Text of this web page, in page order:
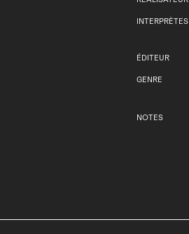
INTERPRÈTES
ÉDITEUR
GENRE
NOTES